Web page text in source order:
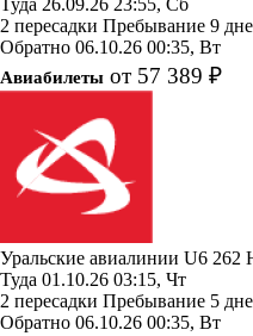
2 пересадки Пребывание 9
Обратно 06.10.26 00:35, Вт
Авиабилеты от 57 389 ₽
Уральские авиалинии U6 262
Туда 01.10.26 03:15, Чт
2 пересадки Пребывание 5
Обратно 06.10.26 00:35, Вт